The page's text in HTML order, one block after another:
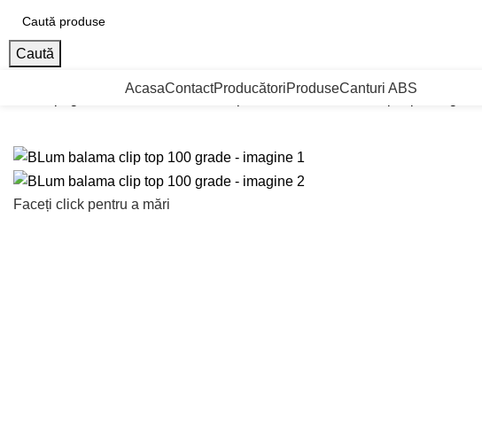
Caută
AcasaContactProducătoriProduseCanturi ABS
Faceți click pentru a mări